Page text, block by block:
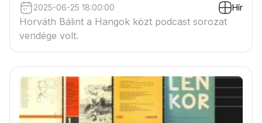
2025-06-25 18:00:00 Hír
Horváth Bálint a Hangok közt podcast sorozat
vendége volt.